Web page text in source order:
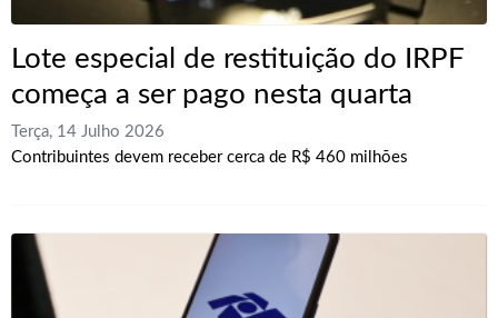
Lote especial de restituição do IRPF
começa a ser pago nesta quarta
Terça, 14 Julho 2026
Contribuintes devem receber cerca de R$ 460 milhões